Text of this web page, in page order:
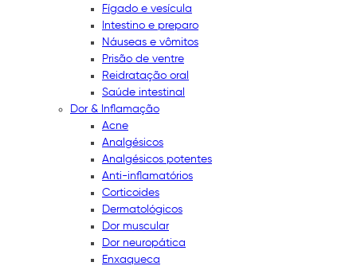
Fígado e vesícula
Intestino e preparo
Náuseas e vômitos
Prisão de ventre
Reidratação oral
Saúde intestinal
Dor & Inflamação
Acne
Analgésicos
Analgésicos potentes
Anti-inflamatórios
Corticoides
Dermatológicos
Dor muscular
Dor neuropática
Enxaqueca